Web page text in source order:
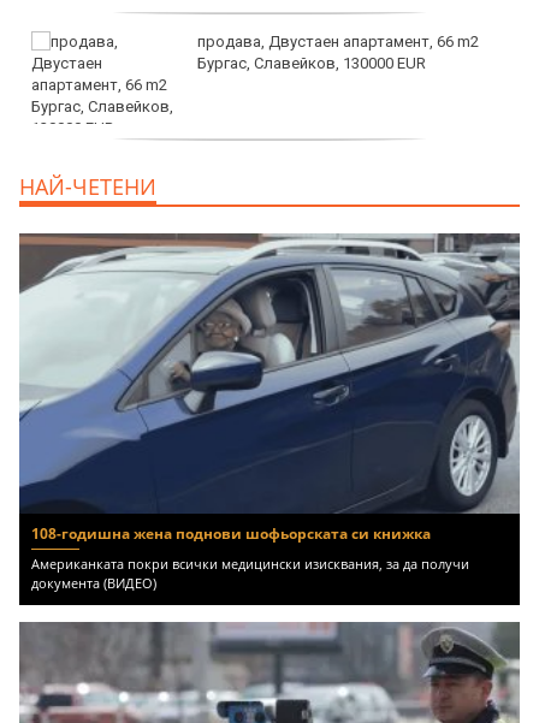
продава, Двустаен апартамент, 66 m2
Бургас, Славейков, 130000 EUR
НАЙ-ЧЕТЕНИ
108-годишна жена поднови шофьорската си книжка
Американката покри всички медицински изисквания, за да получи
документа (ВИДЕО)